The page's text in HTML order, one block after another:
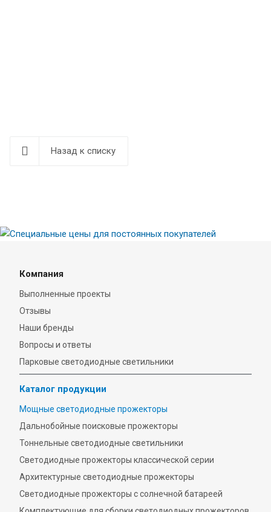
Назад к списку
Компания
Выполненные проекты
Отзывы
Наши бренды
Вопросы и ответы
Парковые светодиодные светильники
Каталог продукции
Мощные светодиодные прожекторы
Дальнобойные поисковые прожекторы
Тоннельные светодиодные светильники
Светодиодные прожекторы классической серии
Архитектурные светодиодные прожекторы
Светодиодные прожекторы с солнечной батареей